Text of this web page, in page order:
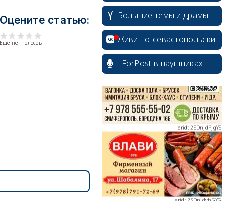
Оцените статью:
Еще нет голосов
Большие темы и драмы
Живи по-севастопольски
ForPost в наушниках
erid: 2SDnjcrDNw6
erid: 2SDnjdPjgYS
erid: 2SDnjdvhGXG